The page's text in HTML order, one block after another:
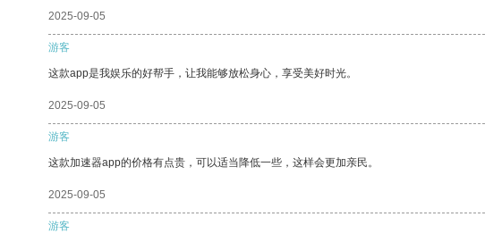
2025-09-05
游客
这款app是我娱乐的好帮手，让我能够放松身心，享受美好时光。
2025-09-05
游客
这款加速器app的价格有点贵，可以适当降低一些，这样会更加亲民。
2025-09-05
游客